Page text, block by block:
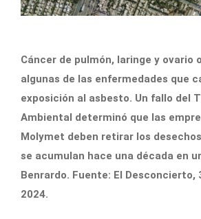
Cáncer de pulmón, laringe y ovario
algunas de las enfermedades que
exposición al asbesto. Un fallo del
Ambiental determinó que las
Molymet deben retirar los
se acumulan hace una década en
Benrardo. Fuente: El Desconcierto,
2024.